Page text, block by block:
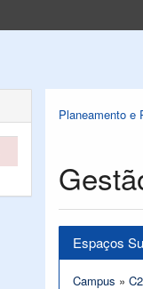
Planeamento e
Espaços
Campus » C2